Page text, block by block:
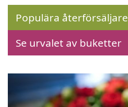
Populära återförsäljare
Se urvalet av buketter